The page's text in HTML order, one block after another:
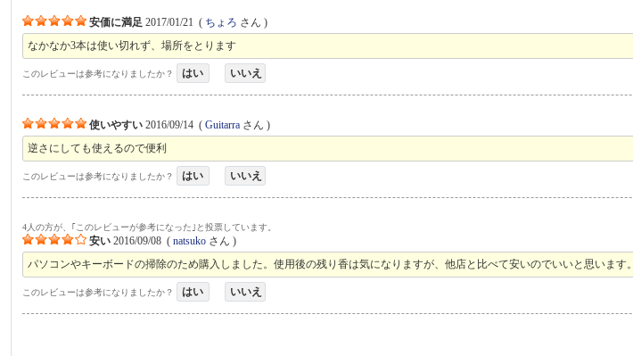
安価に満足 2017/01/21 ( ちょろ さん )
なかなか3本は使い切れず、場所をとります
このレビューは参考になりましたか？ はい いいえ
使いやすい 2016/09/14 (Guitarra さん )
逆さにしても使えるので便利
このレビューは参考になりましたか？ はい いいえ
4人の方が、｢このレビューが参考になった｣と投票しています。
安い 2016/09/08 (natsuko さん )
パソコンやキーボードの掃除のため購入しました。使用後の残り香は気になりますが、他店と比べて安いのでいいと思います。
このレビューは参考になりましたか？ はい いいえ